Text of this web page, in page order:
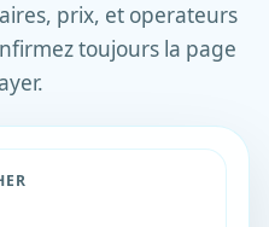
prix, et operateurs
toujours la page